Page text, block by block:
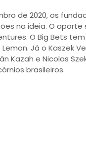
de 2020, os
na ideia. O
O Big Bets
Lemon. Já o Kaszek
Kazah e Nicolas
brasileiros.